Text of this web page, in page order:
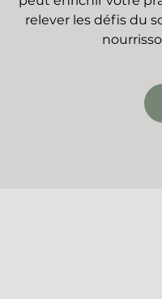
relever les défis du